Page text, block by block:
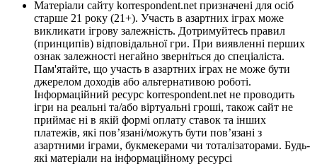
Матеріали сайту korrespondent.net призначені для осіб
старше 21 року (21+). Участь в азартних іграх може
викликати ігрову залежність. Дотримуйтесь правил
(принципів) відповідальної гри. При виявленні перших
ознак залежності негайно зверніться до спеціаліста.
Пам'ятайте, що участь в азартних іграх не може бути
джерелом доходів або альтернативою роботі.
Інформаційний ресурс korrespondent.net не проводить
ігри на реальні та/або віртуальні гроші, також сайт не
приймає ні в якій формі оплату ставок та інших
платежів, які пов’язані/можуть бути пов’язані з
азартними іграми, букмекерами чи тоталізаторами. Будь-
які матеріали на інформаційному ресурсі